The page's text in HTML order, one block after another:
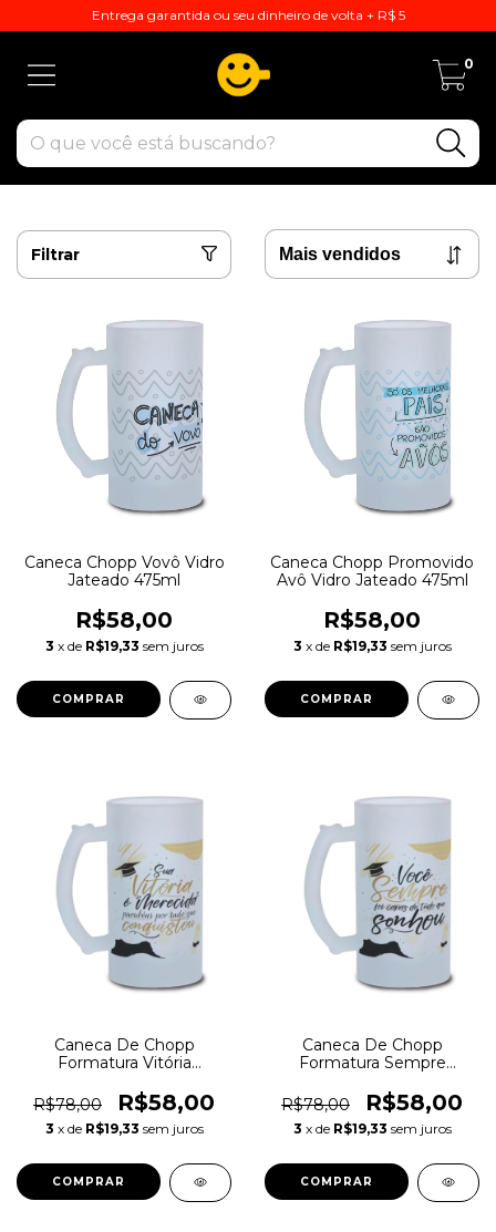
Entrega garantida ou seu dinheiro de volta + R$ 5
0
Filtrar
Caneca Chopp Vovô Vidro
Jateado 475ml
R$58,00
3 x de R$19,33 sem juros
Caneca Chopp Promovido
Avô Vidro Jateado 475ml
R$58,00
3 x de R$19,33 sem juros
Caneca De Chopp
Formatura Vitória
R$78,00
R$58,00
3 x de R$19,33 sem juros
Caneca De Chopp
Formatura Sempre
R$78,00
R$58,00
3 x de R$19,33 sem juros